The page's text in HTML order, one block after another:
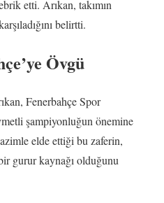
etti. Arıkan, takımın
belirtti.
Övgü
Fenerbahçe Spor
şampiyonluğun önemine
elde ettiği bu zaferin,
gurur kaynağı olduğunu